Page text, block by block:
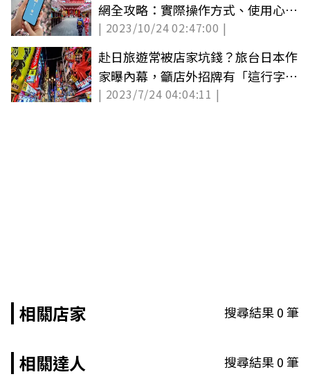
網全攻略：實際操作方式、使用心得
一次看
| 2023/10/24 02:47:00 |
赴日旅遊常被店家坑錢？旅台日本作
家曝內幕，籲店外招牌有「這行字」
愼入
| 2023/7/24 04:04:11 |
相關店家 搜尋結果0筆
相關達人 搜尋結果0筆